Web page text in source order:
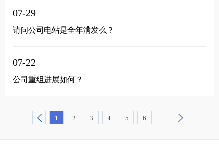
请问公司电站是全年满发么？
07-29
公司重组进展如何？
07-22
1 2 3 4 5 6 ...